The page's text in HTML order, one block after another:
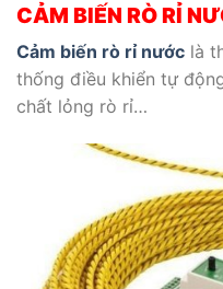
CẢM BIẾN RÒ RỈ
Cảm biến rò rỉ nước là
thống điều khiển tự
chất lỏng rò rỉ…